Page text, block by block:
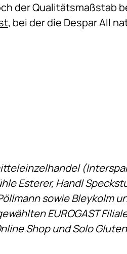
der Qualitätsmaßstab
, bei der die Despar All
Esterer, Handl
sowie Bleykolm
EUROGAST
Shop und Solo